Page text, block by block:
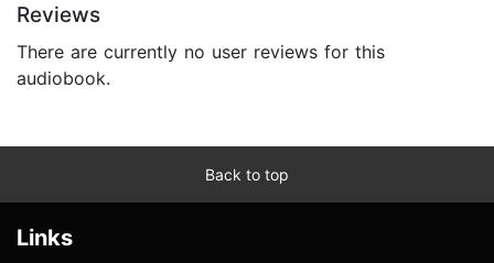
Reviews
There are currently no user reviews for this
audiobook.
Back to top
Links